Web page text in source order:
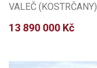
VALEČ (KOSTRČANY)
13 890 000 Kč